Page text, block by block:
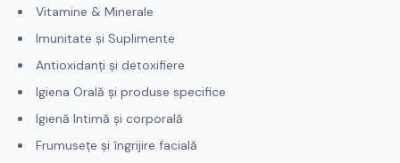
Vitamine & Minerale
Imunitate și Suplimente
Antioxidanți și detoxifiere
Igiena Orală și produse specifice
Igienă Intimă și corporală
Frumusețe și îngrijire facială